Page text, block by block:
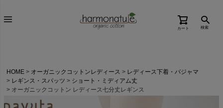
カート 検索
HOME オーガニックコットンレディース
レディース下着・パジャマ
レギンス・スパッツ
ショート・ミディアム丈
オーガニックコットン レディース七分丈レギンス